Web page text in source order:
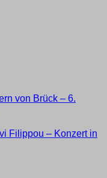
von Brück – 6.
Filippou – Konzert in